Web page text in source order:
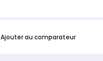
Ajouter au comparateur